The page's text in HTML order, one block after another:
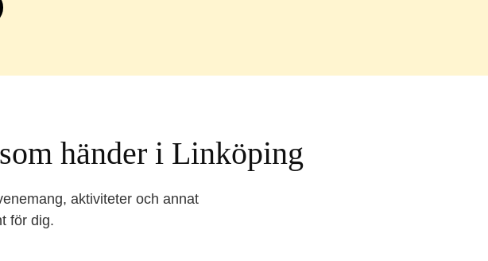
händer i Linköping
aktiviteter och annat
för dig.